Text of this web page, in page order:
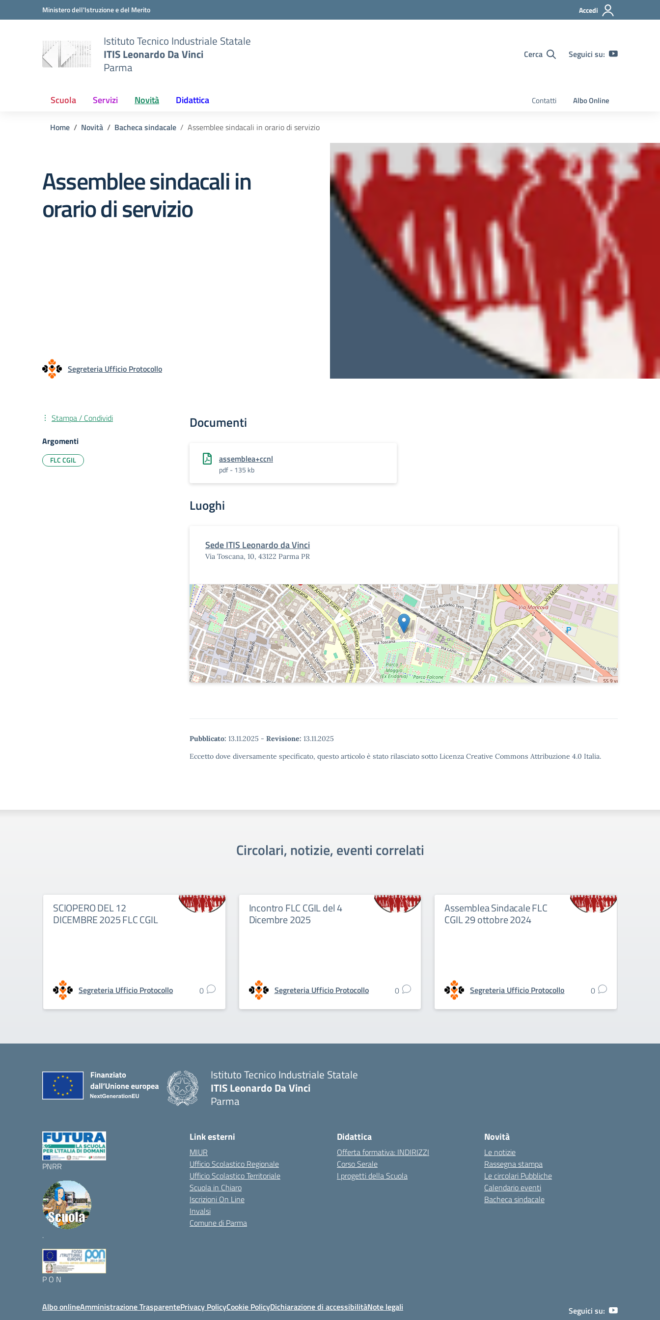
Vai ai contenuti
Vai al menu di navigazioneMinistero dell'Istruzione e del Merito Accedi
Istituto Tecnico Industriale Statale
ITIS Leonardo Da Vinci
Parma
Cerca Seguici su:
Scuola Servizi Novità Didattica Contatti Albo Online
Home Novità Bacheca sindacale Assemblee sindacali in orario di servizio
Assemblee sindacali in
orario di servizio
Segreteria Ufficio Protocollo
Documenti
assemblea+ccnl
pdf - 135 kb
Luoghi
Sede ITIS Leonardo da Vinci
Via Toscana, 10, 43122 Parma PR
Pubblicato: 13.11.2025 - Revisione: 13.11.2025
Eccetto dove diversamente specificato, questo articolo è stato rilasciato sotto Licenza Creative Commons Attribuzione 4.0 Italia.
Stampa / Condividi
Argomenti
FLC CGIL
Circolari, notizie, eventi correlati
SCIOPERO DEL 12
DICEMBRE 2025 FLC CGIL
Segreteria Ufficio Protocollo 0
Incontro FLC CGIL del 4
Dicembre 2025
Segreteria Ufficio Protocollo 0
Assemblea Sindacale FLC
CGIL 29 ottobre 2024
Segreteria Ufficio Protocollo 0
Istituto Tecnico Industriale Statale
ITIS Leonardo Da Vinci
Parma
PNRR
.
P O N
Link esterni
MIUR
Ufficio Scolastico Regionale
Ufficio Scolastico Territoriale
Scuola in Chiaro
Iscrizioni On Line
Invalsi
Comune di Parma
Didattica
Offerta formativa: INDIRIZZI
Corso Serale
I progetti della Scuola
Novità
Le notizie
Rassegna stampa
Le circolari Pubbliche
Calendario eventi
Bacheca sindacale
Albo onlineAmministrazione TrasparentePrivacy PolicyCookie PolicyDichiarazione di accessibilitàNote legali Seguici su: